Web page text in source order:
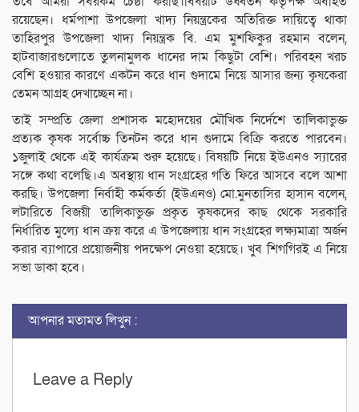
রয়েছেন। ধর্মপাশা উপজেলা খাদ্য নিয়ন্ত্রকের অতিরিক্ত দায়িত্বে থাকা
তাহিরপুর উপজেলা খাদ্য নিয়ন্ত্রক বি. এম মুশফিকুর রহমান বলেন,
হাটবাজারগুলোতে তুলনামুলক ধানের দাম কিছুটা বেশি। পরিবহন খরচ
বেশি হওয়ার কারণে একটন করে ধান গুদামে নিয়ে আসার জন্য কৃষকেরা
তেমন আগ্রহ দেখাচ্ছেন না।
তাই সম্প্রতি জেলা প্রশাসক মহোদয়ের মৌখিক নির্দেশে তালিকাভুক্ত
প্রত্যক কৃষক সর্বোচ্চ তিনটন করে ধান গুদামে বিক্রি করতে পারবেন।
১জুলাই থেকে এই কার্যক্রম শুরু হয়েছে। বিষয়টি নিয়ে ইউএনও স্যারের
সঙ্গে কথা বলেছি।এ অবস্থায় ধান সংগ্রহের গতি ফিরে আসবে বলে আশা
করছি। উপজেলা নির্বাহী কর্মকর্তা (ইউএনও) মো.মুনতাসির হাসান বলেন,
লটারিতে বিজয়ী তালিকাভুক্ত প্রকৃত কৃষকদের কাছ থেকে সরকারি
নির্ধারিত মুল্যে ধান ক্রয় করে এ উপজেলায় ধান সংগ্রহের লক্ষ্যমাত্রা অর্জন
করার ব্যাপারে প্রয়োজনীয় পদক্ষেপ নেওয়া হয়েছে। খুব শিগগিরই এ নিয়ে
সভা ডাকা হবে।
আপনার মতামত লিখুন :
Leave a Reply